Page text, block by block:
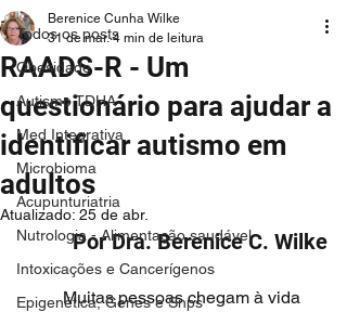
Todos os posts
Obesidade
Autismo TDHA
Med Integrativa
Microbioma
Acupunturiatria
Nutrologia - Alimentação saudável
Intoxicações e Cancerígenos
Epigenética, Genes e Snps
RAADS-R - Um
questionário para ajudar a
identificar autismo em
adultos
Berenice Cunha Wilke
31 de mar. 4 min de leitura
Atualizado: 25 de abr.
Por Dra. Berenice C. Wilke
	Muitas pessoas chegam à vida